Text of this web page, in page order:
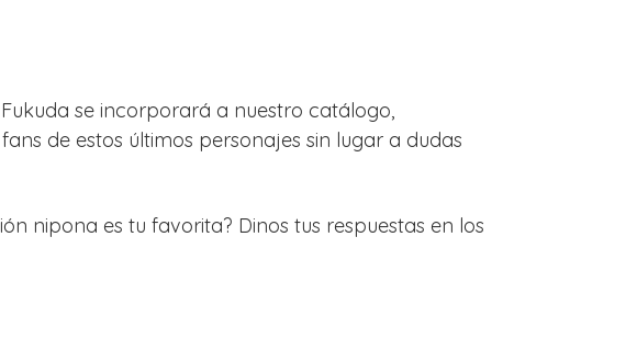
Fukuda se incorporará a nuestro catálogo,
de estos últimos personajes sin lugar a dudas
nipona es tu favorita? Dinos tus respuestas en los